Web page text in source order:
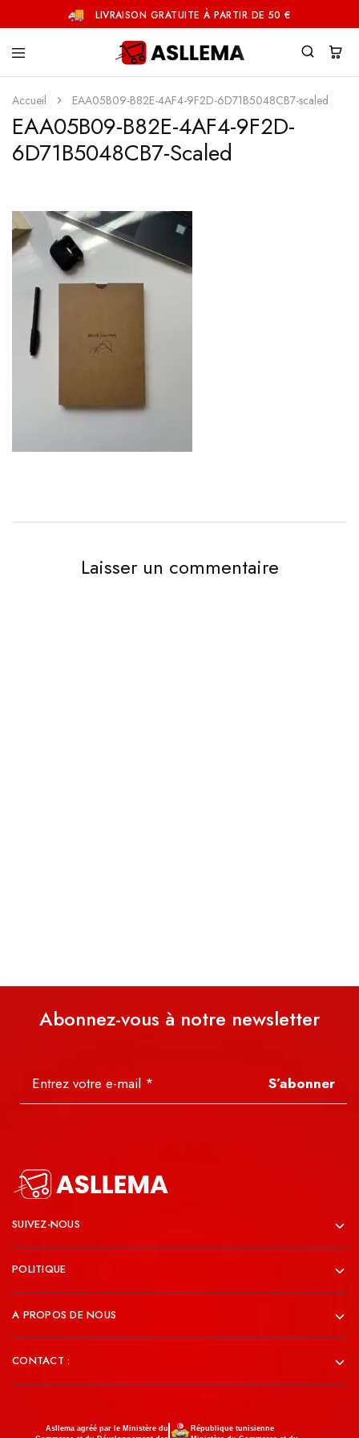
LIVRAISON GRATUITE À PARTIR DE 50 €
Accueil EAA05B09-B82E-4AF4-9F2D-6D71B5048CB7-scaled
EAA05B09-B82E-4AF4-9F2D-
6D71B5048CB7-Scaled
Laisser un commentaire
Abonnez-vous à notre newsletter
S’abonner
SUIVEZ-NOUS
POLITIQUE
A PROPOS DE NOUS
CONTACT :
Asllema agréé par le Ministère du
République tunisienne